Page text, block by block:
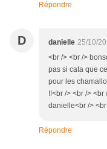
Répondre
D danielle 25/10/
<br /> <br />
pas si cata que
pour les
!!<br /> <br />
danielle<br />
Répondre